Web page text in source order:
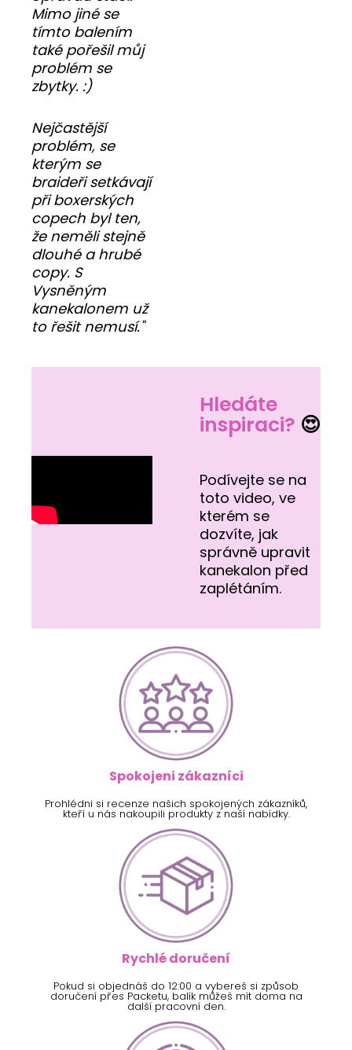
Mimo jiné se
tímto balením
také pořešil můj
problém se
zbytky. :)
Nejčastější
problém, se
kterým se
braideři setkávají
při boxerských
copech byl ten,
že neměli stejně
dlouhé a hrubé
copy. S
Vysněným
kanekalonem už
to řešit nemusí."
Hledáte
inspiraci? 😍
Podívejte se na
toto video, ve
kterém se
dozvíte, jak
správně upravit
kanekalon před
zaplétáním.
Spokojeni zákazníci
Prohlédni si recenze našich spokojených zákazníků,
kteří u nás nakoupili produkty z naší nabídky.
Rychlé doručení
Pokud si objednáš do 12:00 a vybereš si způsob
doručení přes Packetu, balík můžeš mít doma na
další pracovní den.